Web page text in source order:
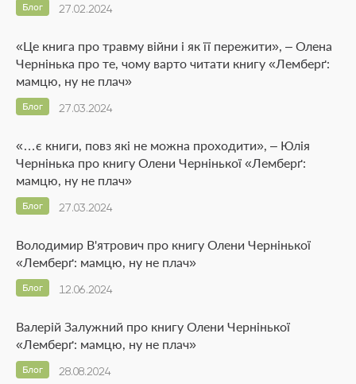
27.02.2024
Блог
«Це книга про травму війни і як її пережити», – Олена
Чернінька про те, чому варто читати книгу «Лемберґ:
мамцю, ну не плач»
27.03.2024
Блог
«…є книги, повз які не можна проходити», – Юлія
Чернінька про книгу Олени Чернінької «Лемберґ:
мамцю, ну не плач»
27.03.2024
Блог
Володимир В'ятрович про книгу Олени Чернінької
«Лемберґ: мамцю, ну не плач»
12.06.2024
Блог
Валерій Залужний про книгу Олени Чернінької
«Лемберґ: мамцю, ну не плач»
28.08.2024
Блог